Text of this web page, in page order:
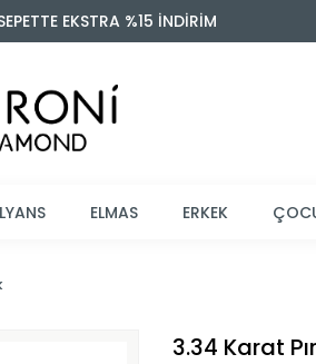
EKSTRA %15 İNDİRİM
ELMAS ERKEK
3.34 Karat